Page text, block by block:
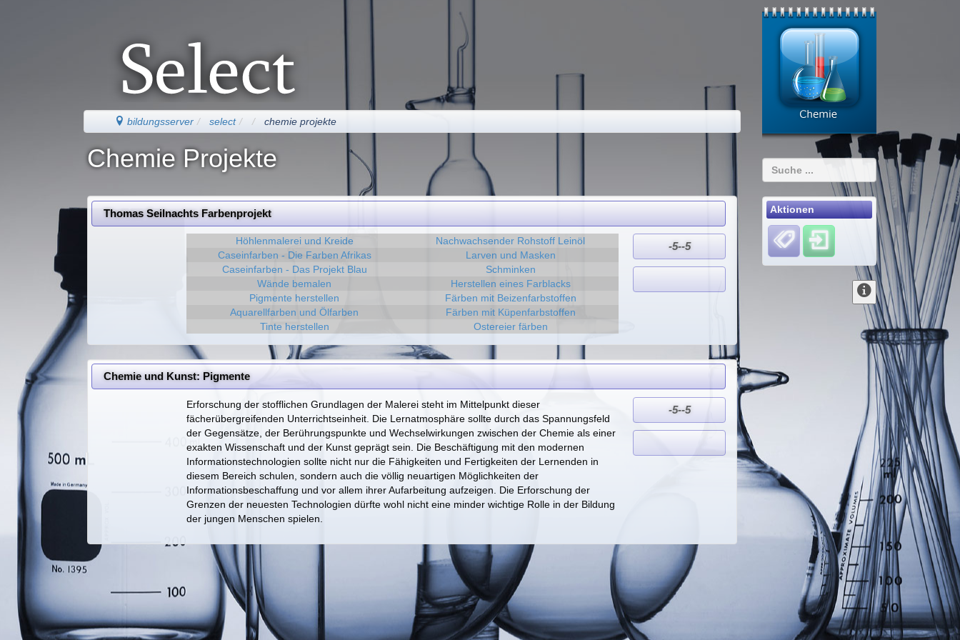
bildungsserver select chemie projekte
Chemie Projekte
Thomas Seilnachts Farbenprojekt
Höhlenmalerei und Kreide
Nachwachsender Rohstoff Leinöl
Caseinfarben - Die Farben Afrikas
Larven und Masken
Caseinfarben - Das Projekt Blau
Schminken
Wände bemalen
Herstellen eines Farblacks
Pigmente herstellen
Färben mit Beizenfarbstoffen
Aquarellfarben und Ölfarben
Färben mit Küpenfarbstoffen
Tinte herstellen
Ostereier färben
-5--5
Chemie und Kunst: Pigmente
Erforschung der stofflichen Grundlagen der Malerei steht im Mittelpunkt dieser
fächerübergreifenden Unterrichtseinheit. Die Lernatmosphäre sollte durch das Spannungsfeld
der Gegensätze, der Berührungspunkte und Wechselwirkungen zwischen der Chemie als einer
exakten Wissenschaft und der Kunst geprägt sein. Die Beschäftigung mit den modernen
Informationstechnologien sollte nicht nur die Fähigkeiten und Fertigkeiten der Lernenden in
diesem Bereich schulen, sondern auch die völlig neuartigen Möglichkeiten der
Informationsbeschaffung und vor allem ihrer Aufarbeitung aufzeigen. Die Erforschung der
Grenzen der neuesten Technologien dürfte wohl nicht eine minder wichtige Rolle in der Bildung
der jungen Menschen spielen.
-5--5
Aktionen